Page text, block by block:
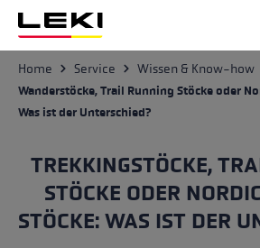
Zum Hauptinhalt springen
Home Service Wissen & Know-how
Wanderstöcke, Trail Running Stöcke oder
Was ist der Unterschied?
TREKKINGSTÖCKE,
STÖCKE ODER
STÖCKE: WAS IST DER